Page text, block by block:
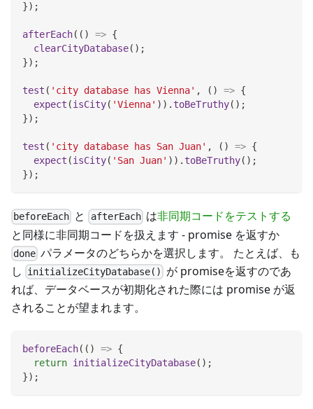
}) ;
afterEach( ( ) => {
clearCityDatabase( ) ;
}) ;
test ( 'city database has Vienna' , ( ) => {
expect (isCity( 'Vienna' ) ) . toBeTruthy( ) ;
}) ;
test ( 'city database has San Juan' , ( ) => {
expect (isCity( 'San Juan' ) ) . toBeTruthy( ) ;
}) ;
beforeEach と afterEachは非同期コードをテストする
と同様に非同期コードを扱えます - promise を返すか
done パラメータのどちらかを選択します。 たとえば、も
し
initializeCityDatabase()
が promiseを返すのであ
れば、データベースが初期化された際には promise が返
されることが望まれます。
beforeEach( ( ) => {
return initializeCityDatabase( ) ;
}) ;